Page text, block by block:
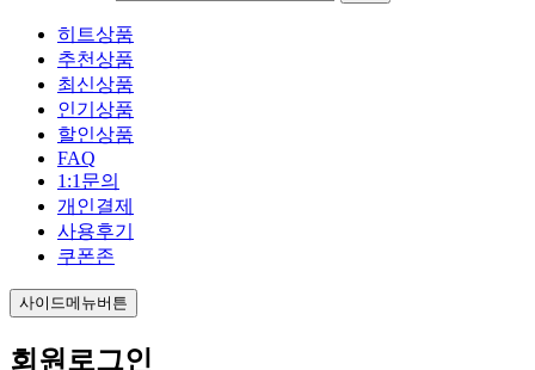
히트상품
추천상품
최신상품
인기상품
할인상품
FAQ
1:1문의
개인결제
사용후기
쿠폰존
사이드메뉴버튼
회원로그인